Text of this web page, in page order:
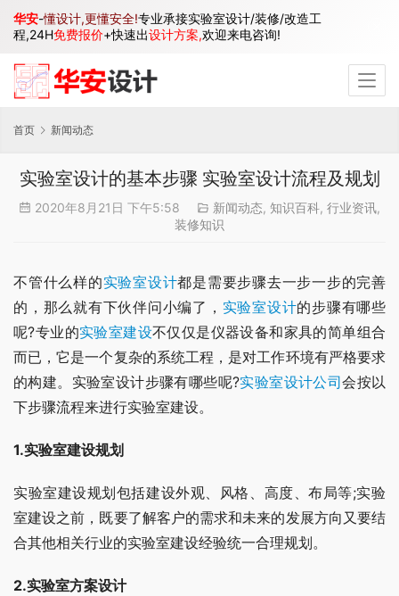
首页 新闻动态
实验室设计的基本步骤 实验室设计流程及规划
2020年8月21日 下午5:58 新闻动态, 知识百科, 行业资讯,
装修知识
不管什么样的实验室设计都是需要步骤去一步一步的完善
的，那么就有下伙伴问小编了， 实验室设计的步骤有哪些
呢?专业的实验室建设不仅仅是仪器设备和家具的简单组合
而已，它是一个复杂的系统工程，是对工作环境有严格要求
的构建。实验室设计步骤有哪些呢?实验室设计公司会按以
下步骤流程来进行实验室建设。
1.实验室建设规划
实验室建设规划包括建设外观、风格、高度、布局等;实验
室建设之前，既要了解客户的需求和未来的发展方向又要结
合其他相关行业的实验室建设经验统一合理规划。
2.实验室方案设计
华安-懂设计,更懂安全!专业承接实验室设计/装修/改造工
程,24H免费报价+快速出设计方案,欢迎来电咨询!